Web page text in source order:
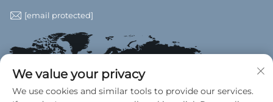
[email protected]
We value your privacy
We use cookies and similar tools to provide our services.